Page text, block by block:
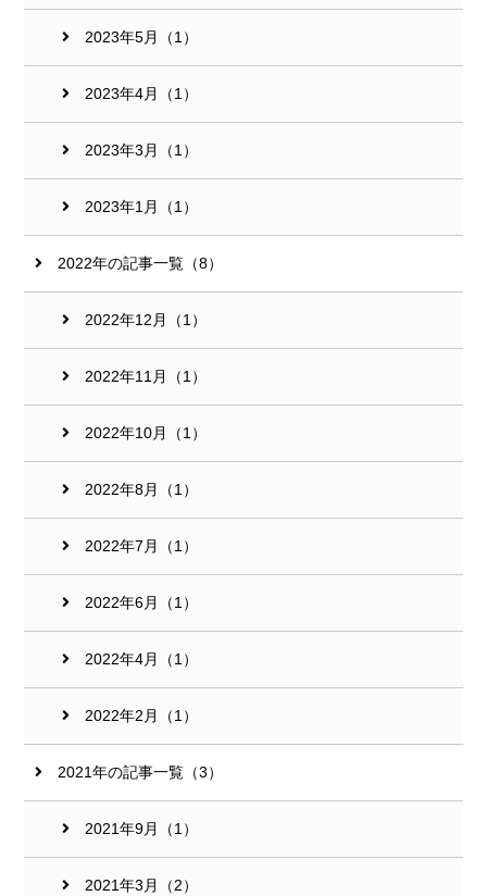
2023年5月（1）
2023年4月（1）
2023年3月（1）
2023年1月（1）
2022年の記事一覧（8）
2022年12月（1）
2022年11月（1）
2022年10月（1）
2022年8月（1）
2022年7月（1）
2022年6月（1）
2022年4月（1）
2022年2月（1）
2021年の記事一覧（3）
2021年9月（1）
2021年3月（2）